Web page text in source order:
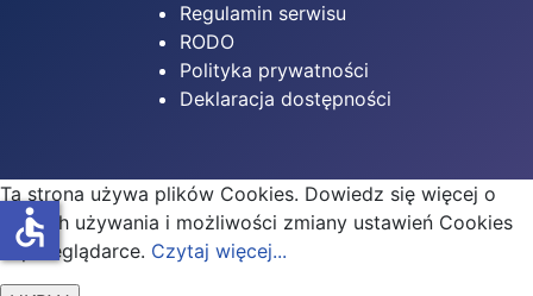
Regulamin serwisu
RODO
Polityka prywatności
Deklaracja dostępności
Ta strona używa plików Cookies. Dowiedz się więcej o
celu ich używania i możliwości zmiany ustawień Cookies
w przeglądarce. Czytaj więcej...
accessible